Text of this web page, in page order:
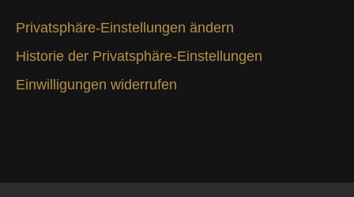
Privatsphäre-Einstellungen ändern
Historie der Privatsphäre-Einstellungen
Einwilligungen widerrufen